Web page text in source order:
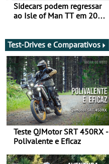
Sidecars podem regressar
ao Isle of Man TT em 2027
Test-Drives e Comparativos
Teste QJMotor SRT 450RX -
Polivalente e Eficaz